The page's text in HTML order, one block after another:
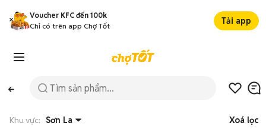
Voucher KFC đến 100k
Chỉ có trên app Chợ Tốt
Tải app
Khu vực: Sơn La Xoá lọc